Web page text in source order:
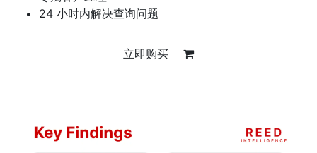
24 小时内解决查询问题
立即购买